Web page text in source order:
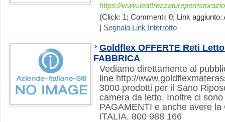
https://
(Click: 1; Commenti: 0; Link aggiunto:
Segnala Link Interrotto
Goldflex OFFERTE Reti
FABBRICA
Vediamo direttamente al
line http://
3000 prodotti per il Sano
camera da letto. Inoltre ci
PAGAMENTI e anche avere
ITALIA. 800 988 166